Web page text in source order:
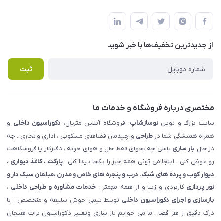
املاک مدنی - نوساز شاپ
لیست محصولات
درباره ما
قوانین و مقررات
حریم خصوصی
راهنما
پرسش های متداول
از جدید‌ترین تخفیف‌ها با‌ خبر شوید
ثبت
مختصری درباره فروشگاه و خدمات ما
سایت بزرگ و نویننوسازشاپ، فروشگاه آنلاین متریال، دکوراسیون داخلی و
همراه همیشگی شما درطراحی و چیدمان فضاهای مسکونی ، اداری و تجاری . چه
در حال باز سازی باشی چه بخوای فقط حال و هوای خونه ، دفترکار یا فروشگاهت
رو عوض کنی ، اینجا می تونی همه چیز را یکجا پیدا کنی :پارکت ، کاغذ دیواری ،
دیوار کوب و پرده های شیک. درب و پنجره های خاص و مدرن ،مبلمان سبک دار و
نور پردازی کاربردی و زیبا و از همه مهمتر : خدمات مشاوره و طراحی داخلی ،
بازسازی و اجرای دکوراسیون داخلی توسط تیمی خوش سلیقه و متخصص ، با
درک دقیق از هر فضا . ما می خوایم باز سازی وتغییر دکوراسیون برات هیجان